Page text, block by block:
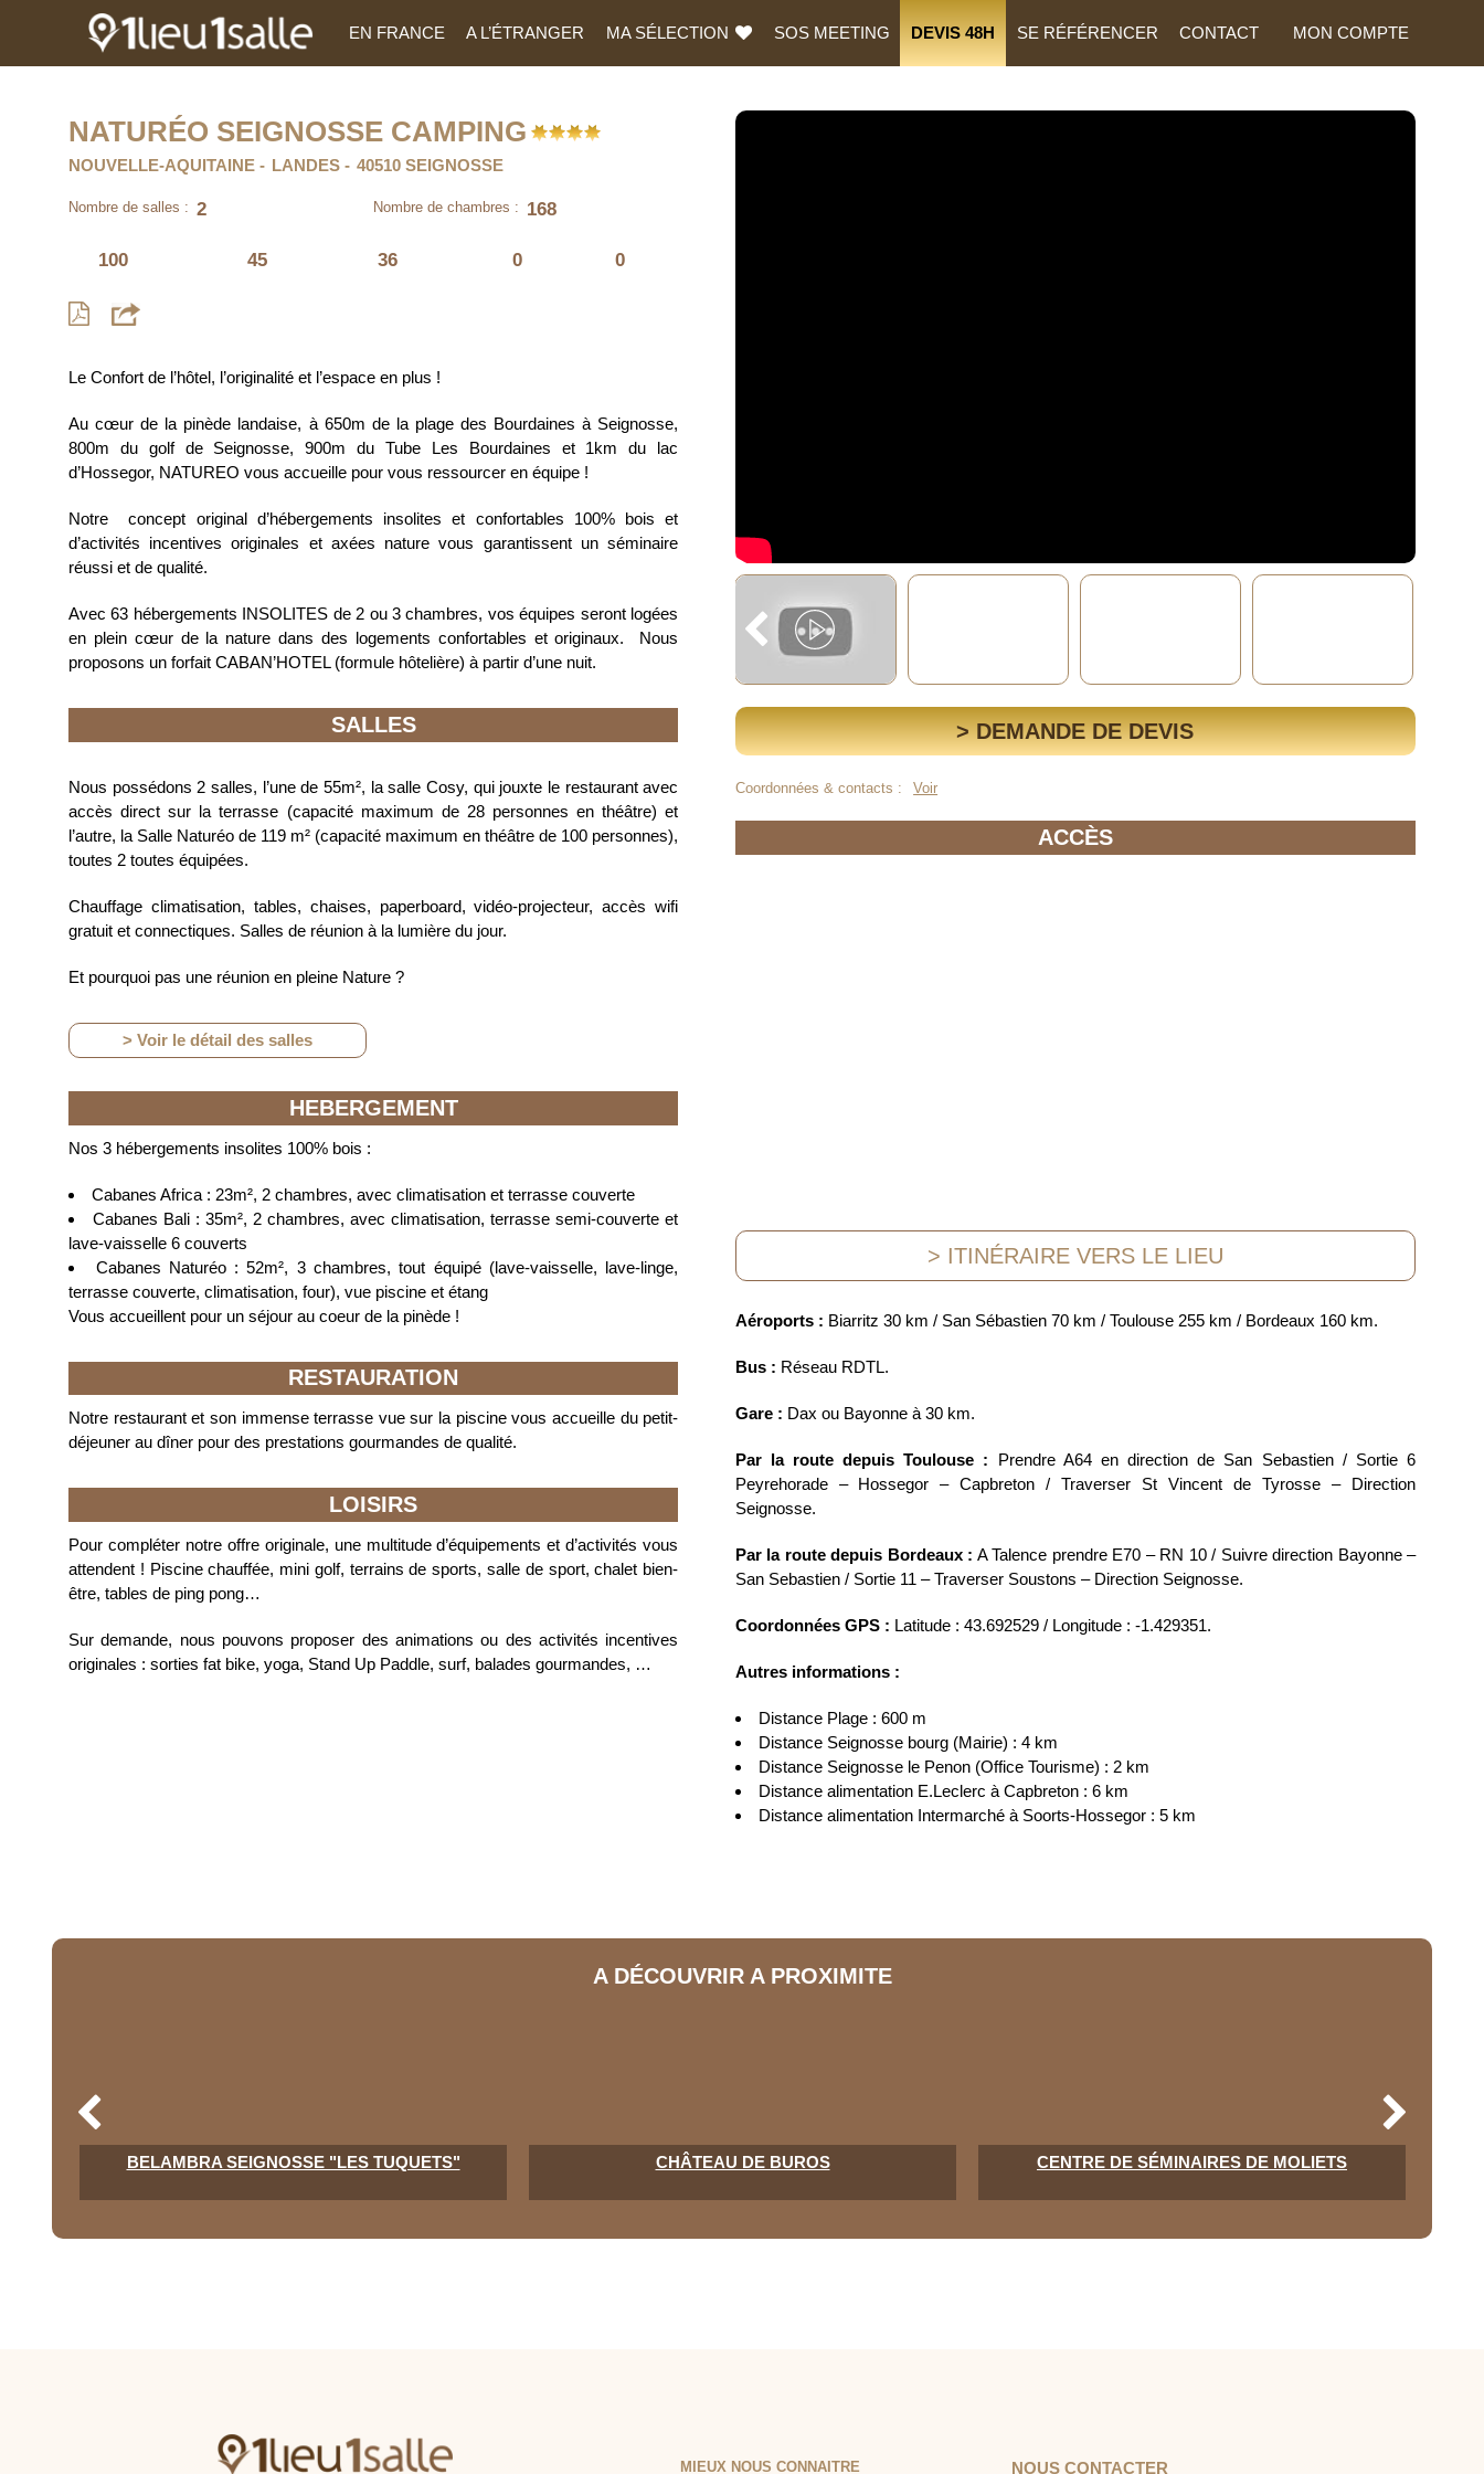
EN FRANCE A L’ÉTRANGER MA SÉLECTION SOS MEETING DEVIS 48H SE RÉFÉRENCER CONTACT MON COMPTE
NATURÉO SEIGNOSSE CAMPING
NOUVELLE-AQUITAINE LANDES 40510 SEIGNOSSE
Nombre de salles : 2 Nombre de chambres : 168
100 45 36 0 0
Le Confort de l’hôtel, l’originalité et l’espace en plus !
Au cœur de la pinède landaise, à 650m de la plage des Bourdaines à Seignosse,
800m du golf de Seignosse, 900m du Tube Les Bourdaines et 1km du lac
d’Hossegor, NATUREO vous accueille pour vous ressourcer en équipe !
Notre concept original d’hébergements insolites et confortables 100% bois et
d’activités incentives originales et axées nature vous garantissent un séminaire
réussi et de qualité.
Avec 63 hébergements INSOLITES de 2 ou 3 chambres, vos équipes seront logées
en plein cœur de la nature dans des logements confortables et originaux. Nous
proposons un forfait CABAN’HOTEL (formule hôtelière) à partir d’une nuit.
SALLES
Nous possédons 2 salles, l’une de 55m², la salle Cosy, qui jouxte le restaurant avec
accès direct sur la terrasse (capacité maximum de 28 personnes en théâtre) et
l’autre, la Salle Naturéo de 119 m² (capacité maximum en théâtre de 100 personnes),
toutes 2 toutes équipées.
Chauffage climatisation, tables, chaises, paperboard, vidéo-projecteur, accès wifi
gratuit et connectiques. Salles de réunion à la lumière du jour.
Et pourquoi pas une réunion en pleine Nature ?
> Voir le détail des salles
HEBERGEMENT
Nos 3 hébergements insolites 100% bois :
Cabanes Africa : 23m², 2 chambres, avec climatisation et terrasse couverte
Cabanes Bali : 35m², 2 chambres, avec climatisation, terrasse semi-couverte et
lave-vaisselle 6 couverts
Cabanes Naturéo : 52m², 3 chambres, tout équipé (lave-vaisselle, lave-linge,
terrasse couverte, climatisation, four), vue piscine et étang
Vous accueillent pour un séjour au coeur de la pinède !
RESTAURATION
Notre restaurant et son immense terrasse vue sur la piscine vous accueille du petit-
déjeuner au dîner pour des prestations gourmandes de qualité.
LOISIRS
Pour compléter notre offre originale, une multitude d’équipements et d’activités vous
attendent ! Piscine chauffée, mini golf, terrains de sports, salle de sport, chalet bien-
être, tables de ping pong…
Sur demande, nous pouvons proposer des animations ou des activités incentives
originales : sorties fat bike, yoga, Stand Up Paddle, surf, balades gourmandes, …
> DEMANDE DE DEVIS
Coordonnées & contacts : Voir
ACCÈS
> ITINÉRAIRE VERS LE LIEU
Aéroports : Biarritz 30 km / San Sébastien 70 km / Toulouse 255 km / Bordeaux 160 km.
Bus : Réseau RDTL.
Gare : Dax ou Bayonne à 30 km.
Par la route depuis Toulouse : Prendre A64 en direction de San Sebastien / Sortie 6
Peyrehorade – Hossegor – Capbreton / Traverser St Vincent de Tyrosse – Direction
Seignosse.
Par la route depuis Bordeaux : A Talence prendre E70 – RN 10 / Suivre direction Bayonne –
San Sebastien / Sortie 11 – Traverser Soustons – Direction Seignosse.
Coordonnées GPS : Latitude : 43.692529 / Longitude : -1.429351.
Autres informations :
Distance Plage : 600 m
Distance Seignosse bourg (Mairie) : 4 km
Distance Seignosse le Penon (Office Tourisme) : 2 km
Distance alimentation E.Leclerc à Capbreton : 6 km
Distance alimentation Intermarché à Soorts-Hossegor : 5 km
A DÉCOUVRIR A PROXIMITE
BELAMBRA SEIGNOSSE "LES TUQUETS" CHÂTEAU DE BUROS CENTRE DE SÉMINAIRES DE MOLIETS
MIEUX NOUS CONNAITRE NOUS CONTACTER